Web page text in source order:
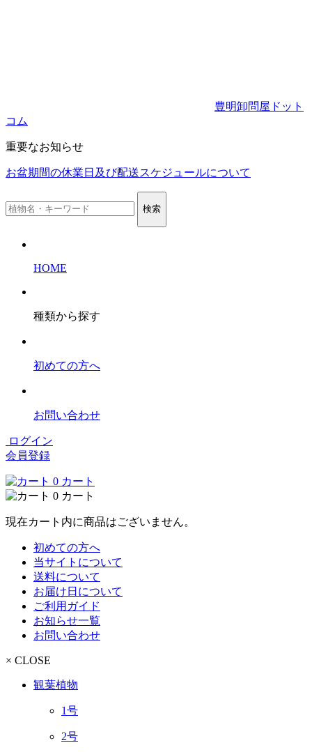
豊明卸問屋ドット
コム
重要なお知らせ
お盆期間の休業日及び配送スケジュールについて
検索
HOME
種類から探す
初めての方へ
お問い合わせ
ログイン
会員登録
0 カート
0 カート
現在カート内に商品はございません。
初めての方へ
当サイトについて
送料について
お届け日について
ご利用ガイド
お知らせ一覧
お問い合わせ
× CLOSE
観葉植物
1号
2号